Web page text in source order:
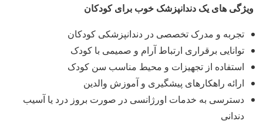
ویژگی های یک دندانپزشک خوب برای کودکان
تجربه و مدرک تخصصی در دندانپزشکی کودکان
توانایی برقراری ارتباط آرام و صمیمی با کودک
استفاده از تجهیزات و محیط مناسب سن کودک
ارائه راهکارهای پیشگیری و آموزش والدین
دسترسی به خدمات اورژانسی در صورت بروز درد یا آسیب
دندانی